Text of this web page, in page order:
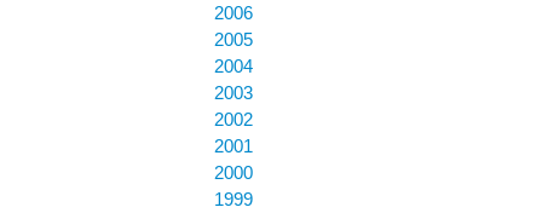
2006
2005
2004
2003
2002
2001
2000
1999